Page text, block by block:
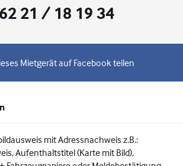
21 / 18 19 34
Mietgerät auf Facebook teilen
mit Adressnachweis z.B.:
Aufenthaltstitel (Karte mit Bild),